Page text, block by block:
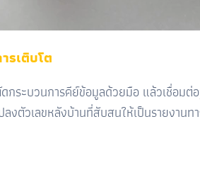
รเติบโต
ะบวนการคีย์ข้อมูลด้วยมือ แล้วเชื่อมต่อ
เลขหลังบ้านที่สับสนให้เป็นรายงานทา